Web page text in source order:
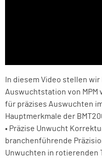
In diesem Video stellen wir
Auswuchtstation von MPM
für präzises Auswuchten
Hauptmerkmale der
• Präzise Unwucht
branchenführende
Unwuchten in rotierenden